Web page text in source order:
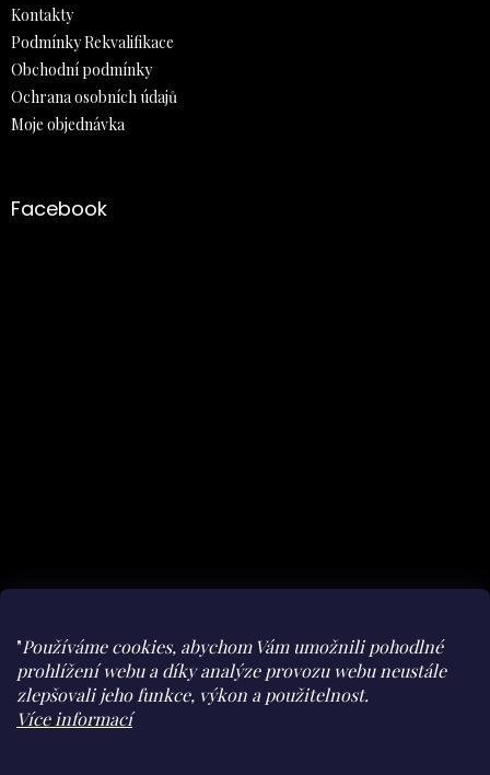
"Používáme cookies, abychom Vám umožnili pohodlné
prohlížení webu a díky analýze provozu webu neustále
zlepšovali jeho funkce, výkon a použitelnost.
Více informací
Kontakty
Podmínky Rekvalifikace
Obchodní podmínky
Ochrana osobních údajů
Moje objednávka
Facebook
Facebook